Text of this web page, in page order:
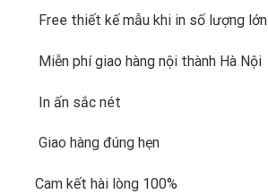
Free thiết kế mẫu khi in số lượng lớn
Miễn phí giao hàng nội thành Hà Nội
In ấn sắc nét
Giao hàng đúng hẹn
Cam kết hài lòng 100%